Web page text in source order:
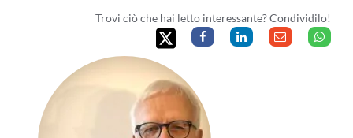
Trovi ciò che hai letto interessante? Condividilo!